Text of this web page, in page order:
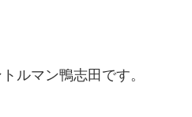
ルマン鴨志田です。